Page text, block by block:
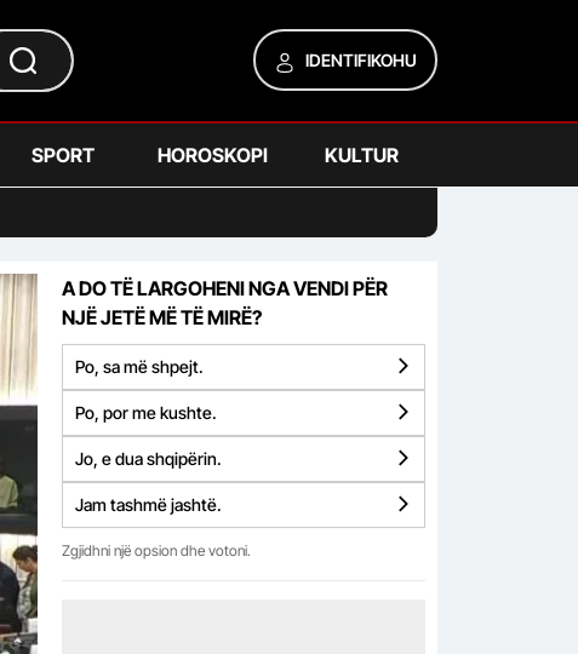
IDENTIFIKOHU
SPORT HOROSKOPI KULTUR
A DO TË LARGOHENI NGA VENDI PËR
NJË JETË MË TË MIRË?
Po, sa më shpejt.
Po, por me kushte.
Jo, e dua shqipërin.
Jam tashmë jashtë.
Zgjidhni një opsion dhe votoni.